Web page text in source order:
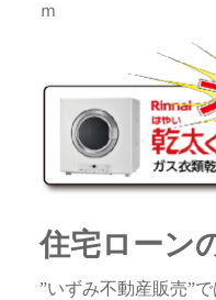
ｍ
住宅ローン
”いずみ不動産販売”